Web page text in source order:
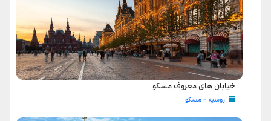
خیابان های معروف مسکو
روسیه - مسکو